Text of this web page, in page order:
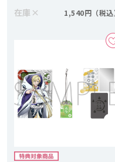
在庫 × 1,540円